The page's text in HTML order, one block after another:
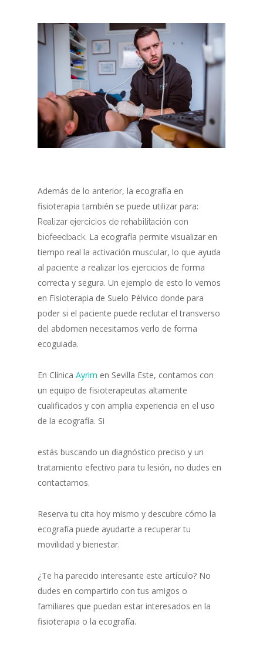
Además de lo anterior, la ecografía en
fisioterapia también se puede utilizar para:
Realizar ejercicios de rehabilitación con
biofeedback. La ecografía permite visualizar en
tiempo real la activación muscular, lo que ayuda
al paciente a realizar los ejercicios de forma
correcta y segura. Un ejemplo de esto lo vemos
en Fisioterapia de Suelo Pélvico donde para
poder si el paciente puede reclutar el transverso
del abdomen necesitamos verlo de forma
ecoguiada.
En Clínica Ayrim en Sevilla Este, contamos con
un equipo de fisioterapeutas altamente
cualificados y con amplia experiencia en el uso
de la ecografía. Si
estás buscando un diagnóstico preciso y un
tratamiento efectivo para tu lesión, no dudes en
contactarnos.
Reserva tu cita hoy mismo y descubre cómo la
ecografía puede ayudarte a recuperar tu
movilidad y bienestar.
¿Te ha parecido interesante este artículo? No
dudes en compartirlo con tus amigos o
familiares que puedan estar interesados en la
fisioterapia o la ecografía.